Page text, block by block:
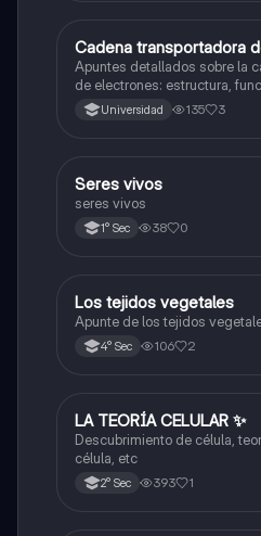
Ciencia y Tecnología
Cadena transportadora
Apuntes detallados sobre la
de electrones: estructura,
bioquímico en la producción
esquemas y explicaciones
Universidad 135 3
SCiencia y Tecnología
Seres vivos
seres vivos
1° Sec 38 0
Ciencia y Tecnología
Los tejidos vegetales
Apunte de los tejidos
4° Sec 106 2
Ciencia y Tecnología
LA TEORÍA CELULAR ✨️
Descubrimiento de célula,
célula, etc
2° Sec 393 1